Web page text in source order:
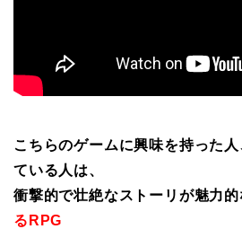
こちらのゲームに興味を持った
ている人は、
衝撃的で壮絶なストーリが魅力的
るRPG